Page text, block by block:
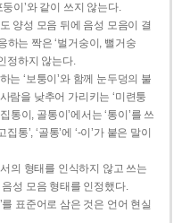
둥이’와 같이 쓰지 않는다.
양성 모음 뒤에 음성 모음이 결
하는 짝은 ‘벌거숭이, 뻘거숭
정하지 않는다.
‘보퉁이’와 함께 눈두덩의 불
람을 낮추어 가리키는 ‘미련퉁
통이, 골통이’에서는 ‘통이’를 쓰
통’, ‘골통’에 ‘-이’가 붙은 말이
의 형태를 인식하지 않고 쓰는
음성 모음 형태를 인정했다.
표준어로 삼은 것은 언어 현실